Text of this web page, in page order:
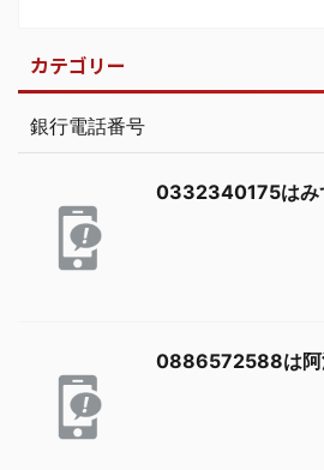
カテゴリー
銀行電話番号
0332340175はみ
0886572588は阿